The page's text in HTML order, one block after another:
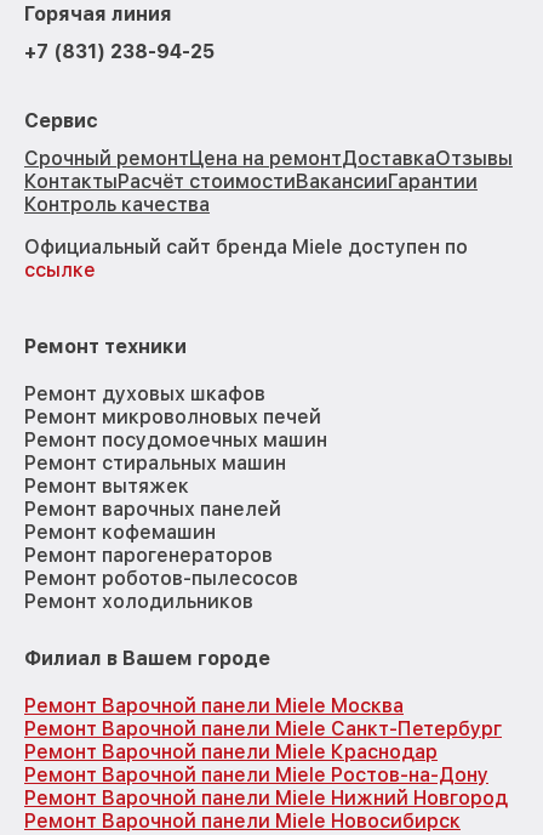
Горячая линия
+7 (831) 238-94-25
Сервис
Срочный ремонтЦена на ремонтДоставкаОтзывы
КонтактыРасчёт стоимостиВакансииГарантии
Контроль качества
Официальный сайт бренда Miele доступен по
ссылке
Ремонт техники
Ремонт духовых шкафов
Ремонт микроволновых печей
Ремонт посудомоечных машин
Ремонт стиральных машин
Ремонт вытяжек
Ремонт варочных панелей
Ремонт кофемашин
Ремонт парогенераторов
Ремонт роботов-пылесосов
Ремонт холодильников
Филиал в Вашем городе
Ремонт Варочной панели Miele Москва
Ремонт Варочной панели Miele Санкт-Петербург
Ремонт Варочной панели Miele Краснодар
Ремонт Варочной панели Miele Ростов-на-Дону
Ремонт Варочной панели Miele Нижний Новгород
Ремонт Варочной панели Miele Новосибирск